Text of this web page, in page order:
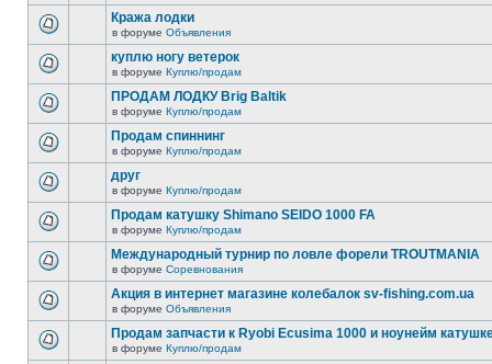
Кража лодки
в форуме Объявления
куплю ногу ветерок
в форуме Куплю/продам
ПРОДАМ ЛОДКУ Brig Baltik
в форуме Куплю/продам
Продам спиннинг
в форуме Куплю/продам
друг
в форуме Куплю/продам
Продам катушку Shimano SEIDO 1000 FA
в форуме Куплю/продам
Международный турнир по ловле форели TROUTMANIA
в форуме Соревнования
Акция в интернет магазине колебалок sv-fishing.com.ua
в форуме Объявления
Продам запчасти к Ryobi Ecusima 1000 и ноунейм
в форуме Куплю/продам